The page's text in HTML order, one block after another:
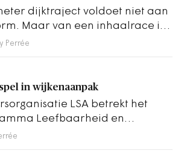
dijktraject voldoet niet aan
Maar van een inhaalrace is
sprake.
Perrée
in wijkenaanpak
LSA betrekt het
Leefbaarheid en
amper bij de wijkenaanpak.